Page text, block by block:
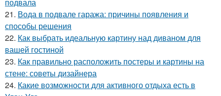
21. Вода в подвале гаража: причины появления и
способы решения
22. Как выбрать идеальную картину над диваном для
вашей гостиной
23. Как правильно расположить постеры и картины на
стене: советы дизайнера
24. Какие возможности для активного отдыха есть в